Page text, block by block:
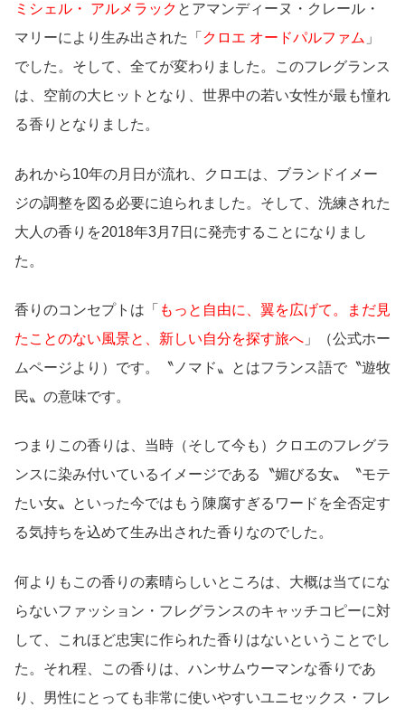
ミシェル・ アルメラック とアマンディーヌ・クレール・
マリーにより生み出された「 クロエ オードパルファム 」
でした。そして、全てが変わりました。このフレグランス
は、空前の大ヒットとなり、世界中の若い女性が最も憧れ
る香りとなりました。
あれから10年の月日が流れ、クロエは、ブランドイメー
ジの調整を図る必要に迫られました。そして、洗練された
大人の香りを2018年3月7日に発売することになりまし
た。
香りのコンセプトは「 もっと自由に、翼を広げて。
まだ見
たことのない風景と、新しい自分を探す旅へ 」（公式ホー
ムページより）です。〝ノマド〟とはフランス語で〝遊牧
民〟の意味です。
つまりこの香りは、当時（そして今も）クロエのフレグラ
ンスに染み付いているイメージである〝媚びる女〟〝モテ
たい女〟といった今ではもう陳腐すぎるワードを全否定す
る気持ちを込めて生み出された香りなのでした。
何よりもこの香りの素晴らしいところは、大概は当てにな
らないファッション・フレグランスのキャッチコピーに対
して、これほど忠実に作られた香りはないということでし
た。それ程、この香りは、ハンサムウーマンな香りであ
り、男性にとっても非常に使いやすいユニセックス・フレ